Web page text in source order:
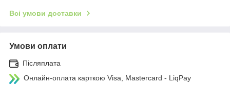
Всі умови доставки
Умови оплати
Післяплата
Онлайн-оплата карткою Visa, Mastercard - LiqPay